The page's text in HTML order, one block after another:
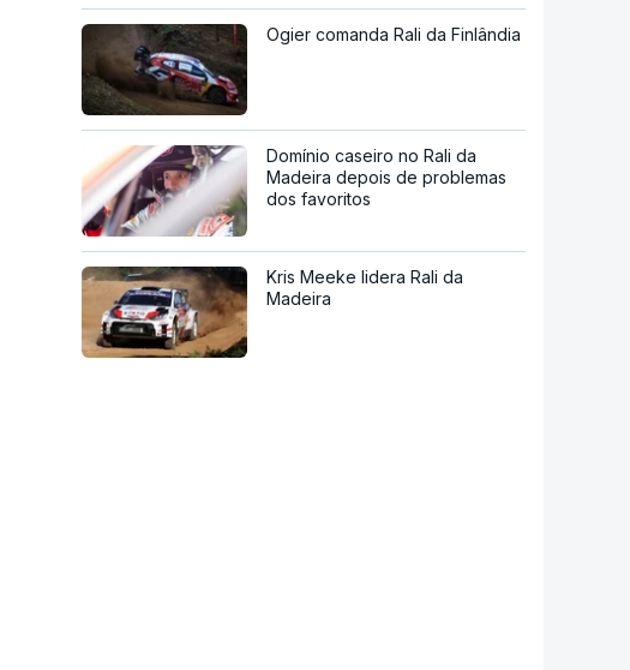
Ogier comanda Rali da Finlândia
Domínio caseiro no Rali da
Madeira depois de problemas
dos favoritos
Kris Meeke lidera Rali da
Madeira